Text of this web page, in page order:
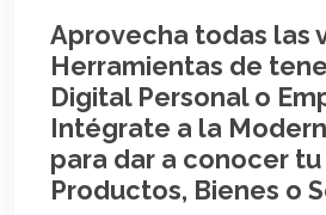
Aprovecha todas las
Herramientas de
Digital Personal o
Intégrate a la
para dar a conocer tu
Productos, Bienes o